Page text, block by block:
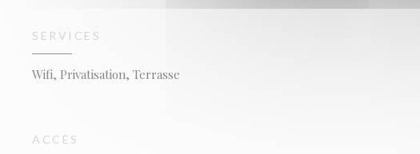
SERVICES
Wifi, Privatisation, Terrasse
ACCÈS